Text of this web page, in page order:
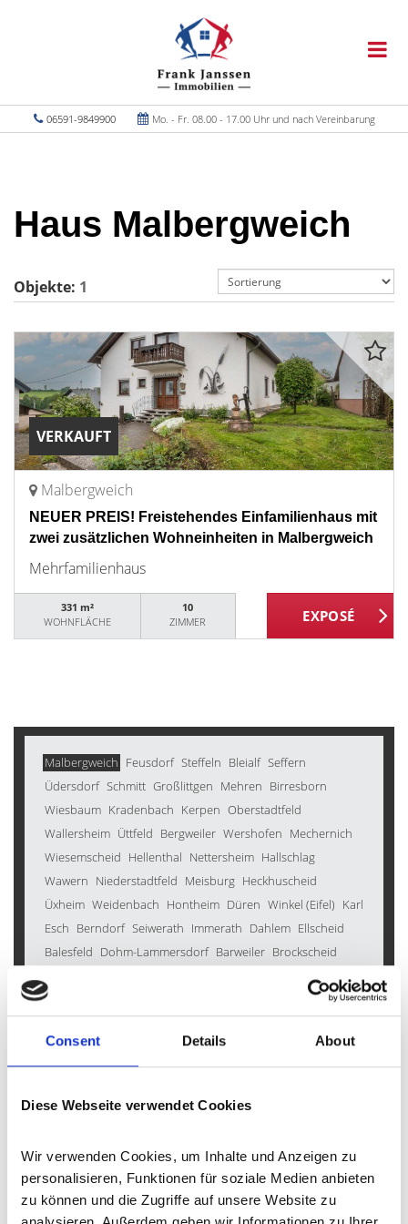
Consent Details About
Diese Webseite verwendet Cookies
Wir verwenden Cookies, um Inhalte und Anzeigen zu
personalisieren, Funktionen für soziale Medien anbieten
zu können und die Zugriffe auf unsere Website zu
06591-9849900 Mo. - Fr. 08.00 - 17.00 Uhr und nach Vereinbarung
Haus Malbergweich
Objekte: 1
VERKAUFT
Malbergweich
NEUER PREIS! Freistehendes Einfamilienhaus mit
zwei zusätzlichen Wohneinheiten in Malbergweich
Mehrfamilienhaus
331 m²
WOHNFLÄCHE
10
ZIMMER
Malbergweich Feusdorf Steffeln Bleialf Seffern
Üdersdorf Schmitt Großlittgen Mehren Birresborn
Wiesbaum Kradenbach Kerpen Oberstadtfeld
Wallersheim Üttfeld Bergweiler Wershofen Mechernich
Wiesemscheid Hellenthal Nettersheim Hallschlag
Wawern Niederstadtfeld Meisburg Heckhuscheid
Üxheim Weidenbach Hontheim Düren Winkel (Eifel) Karl
Esch Berndorf Seiwerath Immerath Dahlem Ellscheid
Balesfeld Dohm-Lammersdorf Barweiler Brockscheid
Densborn
Gerolstein
Salm
Bad Münstereifel
Rockeskyll Wallenborn
Kleinlangenfeld Boos Birgel Pomster Hinterweiler
Gondenbrett
Auw bei Prüm Kirchweiler Roth bei Prüm
Müsch Reuth Malberg Lind Mürlenbach Kelberg
Sankt Thomas